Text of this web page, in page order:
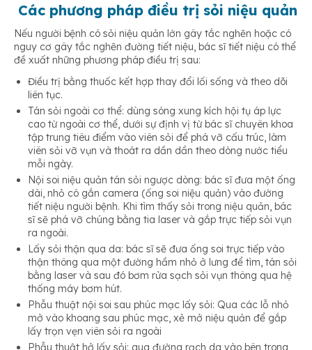
Các phương pháp điều trị sỏi niệu quản
Nếu người bệnh có sỏi niệu quản lớn gây tắc nghẽn hoặc có
nguy cơ gây tắc nghẽn đường tiết niệu, bác sĩ tiết niệu có thể
đề xuất những phương pháp điều trị sau:
Điều trị bằng thuốc kết hợp thay đổi lối sống và theo dõi
liên tục.
Tán sỏi ngoài cơ thể: dùng sóng xung kích hội tụ áp lực
cao từ ngoài cơ thể, dưới sự định vị từ bác sĩ chuyên khoa
tập trung tiêu điểm vào viên sỏi để phá vỡ cấu trúc, làm
viên sỏi vỡ vụn và thoát ra dần dần theo dòng nước tiểu
mỗi ngày.
Nội soi niệu quản tán sỏi ngược dòng: bác sĩ đưa một ống
dài, nhỏ có gắn camera (ống soi niệu quản) vào đường
tiết niệu người bệnh. Khi tìm thấy sỏi trong niệu quản, bác
sĩ sẽ phá vỡ chúng bằng tia laser và gắp trực tiếp sỏi vụn
ra ngoài.
Lấy sỏi thận qua da: bác sĩ sẽ đưa ống soi trực tiếp vào
thận thông qua một đường hầm nhỏ ở lưng để tìm, tán sỏi
bằng laser và sau đó bơm rửa sạch sỏi vụn thông qua hệ
thống máy bơm hút.
Phẫu thuật nội soi sau phúc mạc lấy sỏi: Qua các lỗ nhỏ
mở vào khoang sau phúc mạc, xẻ mở niệu quản để gắp
lấy trọn vẹn viên sỏi ra ngoài
Phẫu thuật hở lấy sỏi: qua đường rạch da vào bên trong